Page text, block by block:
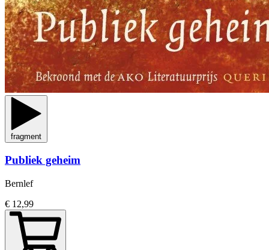
fragment
Publiek geheim
Bernlef
€ 12,99